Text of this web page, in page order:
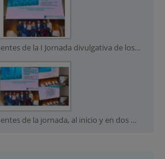
Organizadores y ponentes de la I Jornada divulgativa de los biobancos en la investigación en el cáncer de la FJD
Organizadores y ponentes de la jornada, al inicio y en dos momentos de su desarrollo